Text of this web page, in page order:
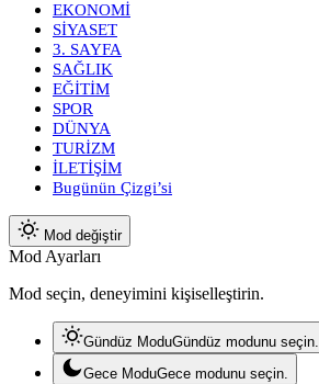
EKONOMİ
SİYASET
3. SAYFA
SAĞLIK
EĞİTİM
SPOR
DÜNYA
TURİZM
İLETİŞİM
Bugünün Çizgi’si
Mod değiştir
Mod Ayarları
Mod seçin, deneyimini kişiselleştirin.
Gündüz ModuGündüz modunu seçin.
Gece ModuGece modunu seçin.